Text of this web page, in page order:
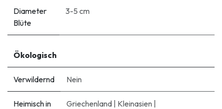
Diameter
Blüte
3-5 cm
Ökologisch
Verwildernd Nein
Heimisch in Griechenland | Kleinasien |